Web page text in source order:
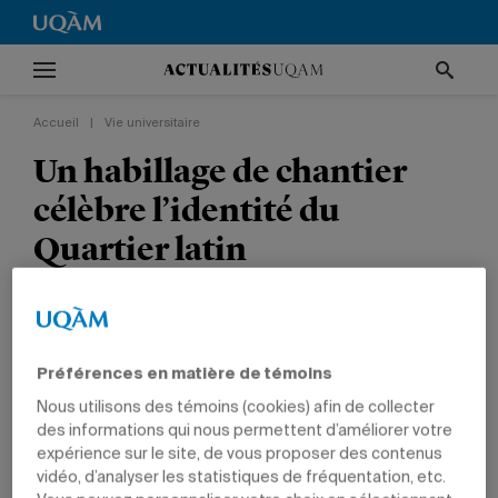
Accueil Vie universitaire
Un habillage de chantier
célèbre l’identité du
Quartier latin
Aux abords de l’UQAM, les palissades sont
revêtues d’une exposition mettant en valeur des
photos d’archives de ce carrefour
emblématique.
VIE UNIVERSITAIRE CULTURE
SERVICE DES COMMUNICATIONS
EMPLOYÉS
Préférences en matière de témoins
Nous utilisons des témoins (cookies) afin de collecter
des informations qui nous permettent d’améliorer votre
expérience sur le site, de vous proposer des contenus
vidéo, d’analyser les statistiques de fréquentation, etc.